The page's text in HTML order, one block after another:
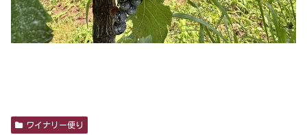
ワイナリー便り